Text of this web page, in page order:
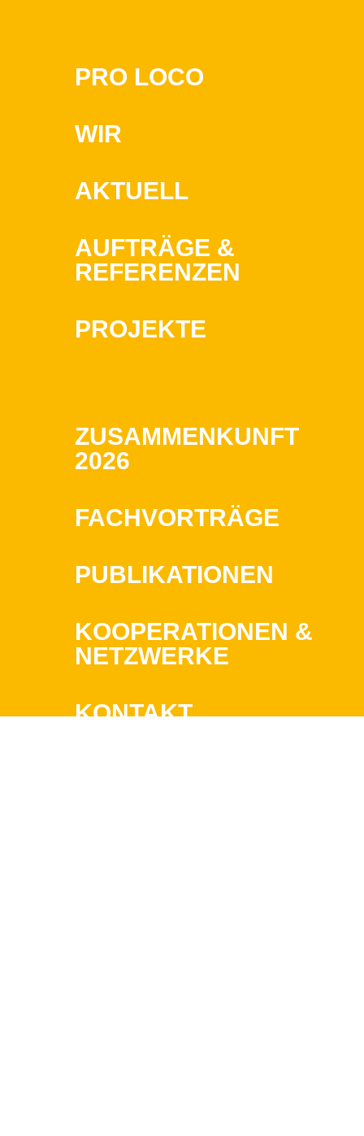
PRO LOCO
WIR
AKTUELL
AUFTRÄGE &
REFERENZEN
PROJEKTE
ZUSAMMENKUNFT
2026
FACHVORTRÄGE
PUBLIKATIONEN
KOOPERATIONEN &
NETZWERKE
KONTAKT